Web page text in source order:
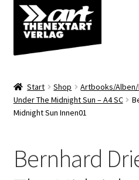
Zur
Navigation
springen
Zum
Inhalt
springen
Shop
Start Shop Artbooks/
Under The Midnight Sun – A4 SC
Midnight Sun Innen01
Bernhard